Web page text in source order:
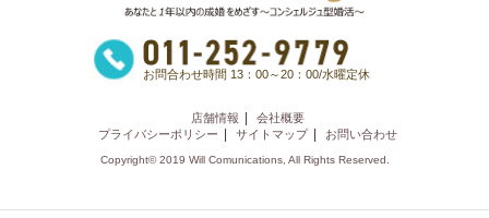
お問合わせ時間 13：00～20：00/水曜定休
店舗情報
会社概要
プライバシーポリシー
サイトマップ お問い合わせ
Copyright© 2019 Will Comunications, All Rights Reserved.